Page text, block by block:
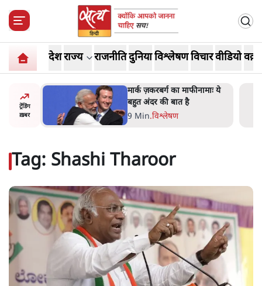
देशराज्य राजनीतिदुनियाविश्लेषणविचारवीडियो
ट्रेंडिंग
ख़बर
महुआ मोइत्रा से SC ने कहा- ' अंडों
से क्यों डरती हैं? स्वतंत्रता सेनानी
सीने पर गोली खाते थे'
4 Min.देश
Tag: Shashi Tharoor